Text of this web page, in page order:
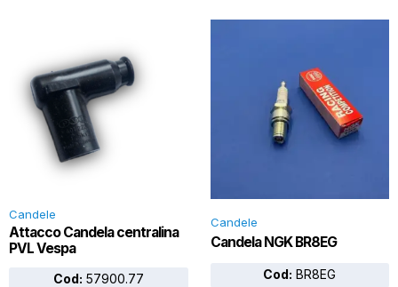
Candele
Attacco Candela centralina
PVL Vespa
Cod: 57900.77
Candele
Candela NGK BR8EG
Cod: BR8EG